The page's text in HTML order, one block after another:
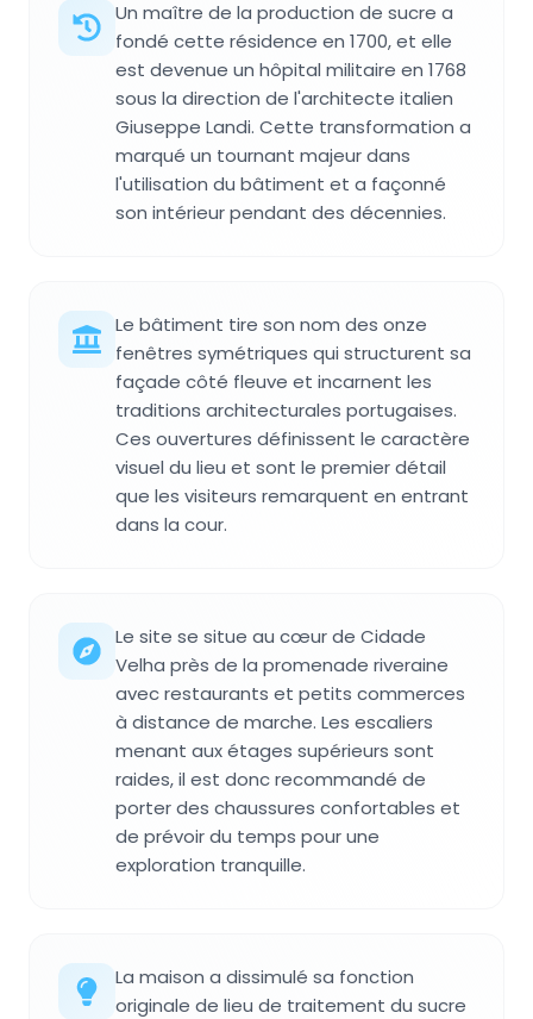
Un maître de la production de sucre a
fondé cette résidence en 1700, et elle
est devenue un hôpital militaire en 1768
sous la direction de l'architecte italien
Giuseppe Landi. Cette transformation a
marqué un tournant majeur dans
l'utilisation du bâtiment et a façonné
son intérieur pendant des décennies.
Le bâtiment tire son nom des onze
fenêtres symétriques qui structurent sa
façade côté fleuve et incarnent les
traditions architecturales portugaises.
Ces ouvertures définissent le caractère
visuel du lieu et sont le premier détail
que les visiteurs remarquent en entrant
dans la cour.
Le site se situe au cœur de Cidade
Velha près de la promenade riveraine
avec restaurants et petits commerces
à distance de marche. Les escaliers
menant aux étages supérieurs sont
raides, il est donc recommandé de
porter des chaussures confortables et
de prévoir du temps pour une
exploration tranquille.
La maison a dissimulé sa fonction
originale de lieu de traitement du sucre